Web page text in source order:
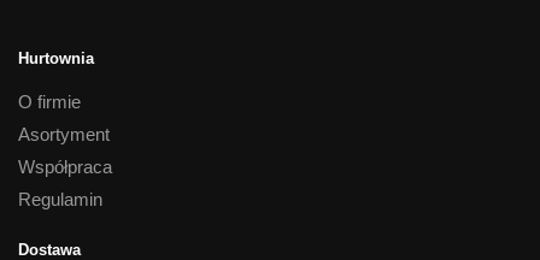
Hurtownia
O firmie
Asortyment
Współpraca
Regulamin
Dostawa